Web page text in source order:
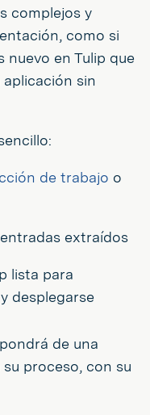
complejos y
como si
en Tulip que
sin
de trabajo o
extraídos
lista para
desplegarse
de una
proceso, con su